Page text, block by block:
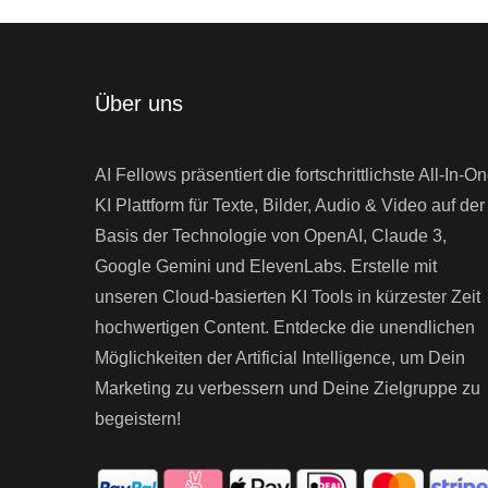
Über uns
AI Fellows präsentiert die fortschrittlichste All-In-
KI Plattform für Texte, Bilder, Audio & Video auf der
Basis der Technologie von OpenAI, Claude 3,
Google Gemini und ElevenLabs. Erstelle mit
unseren Cloud-basierten KI Tools in kürzester Zeit
hochwertigen Content. Entdecke die unendlichen
Möglichkeiten der Artificial Intelligence, um Dein
Marketing zu verbessern und Deine Zielgruppe zu
begeistern!